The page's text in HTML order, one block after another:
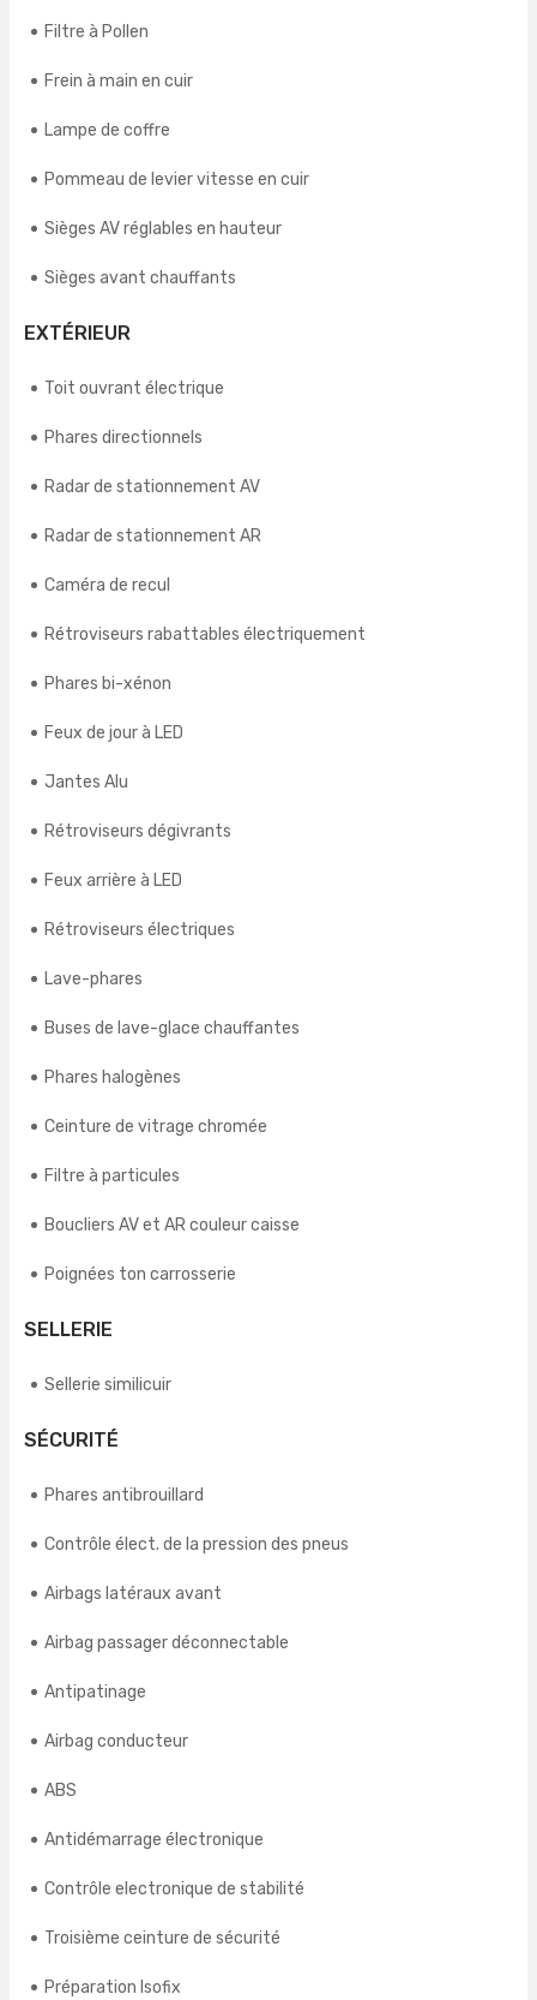
Filtre à Pollen
Frein à main en cuir
Lampe de coffre
Pommeau de levier vitesse en cuir
Sièges AV réglables en hauteur
Sièges avant chauffants
EXTÉRIEUR
Toit ouvrant électrique
Phares directionnels
Radar de stationnement AV
Radar de stationnement AR
Caméra de recul
Rétroviseurs rabattables électriquement
Phares bi-xénon
Feux de jour à LED
Jantes Alu
Rétroviseurs dégivrants
Feux arrière à LED
Rétroviseurs électriques
Lave-phares
Buses de lave-glace chauffantes
Phares halogènes
Ceinture de vitrage chromée
Filtre à particules
Boucliers AV et AR couleur caisse
Poignées ton carrosserie
SELLERIE
Sellerie similicuir
SÉCURITÉ
Phares antibrouillard
Contrôle élect. de la pression des pneus
Airbags latéraux avant
Airbag passager déconnectable
Antipatinage
Airbag conducteur
ABS
Antidémarrage électronique
Contrôle electronique de stabilité
Troisième ceinture de sécurité
Préparation Isofix